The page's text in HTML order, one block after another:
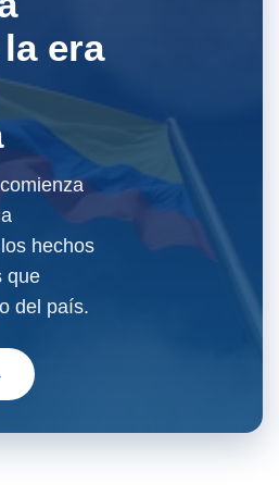
era
hechos
que
del país.